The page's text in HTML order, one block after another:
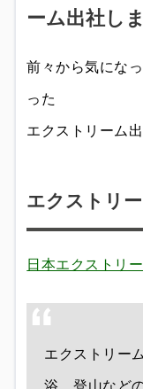
ーム出社し
前々から気にな
った
エクストリーム
エクストリ
日本エクストリ
エクストリー
浴、登山など